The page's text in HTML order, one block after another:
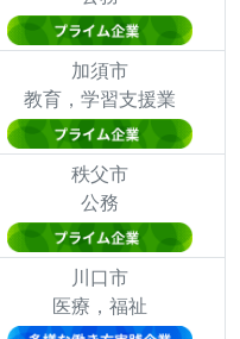
加須市
教育，学習支援業
秩父市
公務
川口市
医療，福祉